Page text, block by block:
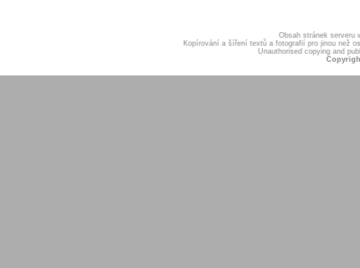
Obsah stránek serveru
Kopírování a šíření textů a fotografií pro jinou než
Unauthorised copying and